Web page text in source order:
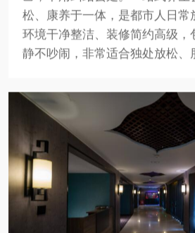
松、康养于一体，是都市人日常
环境干净整洁、装修简约高级，
静不吵闹，非常适合独处放松